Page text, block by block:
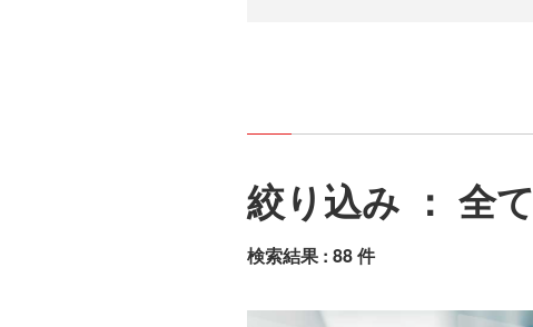
絞り込み ： 全て
検索結果 : 88 件